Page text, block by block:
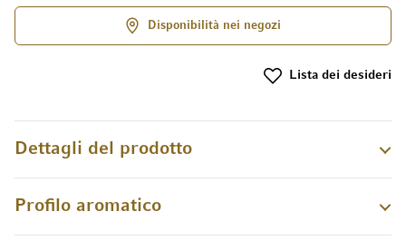
Disponibilità nei negozi
Lista dei desideri
Dettagli del prodotto
Profilo aromatico